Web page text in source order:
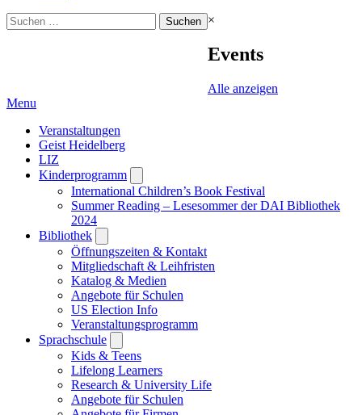
Suchen
nach:
×
Events
Alle anzeigen
Menu
Veranstaltungen
Geist Heidelberg
LIZ
Kinderprogramm
submenu
International Children’s Book Festival
Summer Reading – Lesesommer der DAI Bibliothek
2024
Bibliothek
submenu
Öffnungszeiten & Kontakt
Mitgliedschaft & Leihfristen
Katalog & Medien
Angebote für Schulen
US Election Info
Veranstaltungsprogramm
Sprachschule
submenu
Kids & Teens
Lifelong Learners
Research & University Life
Angebote für Schulen